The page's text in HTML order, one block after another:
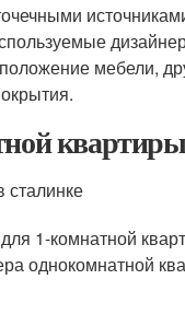
мебели,
1-комнатной
однокомнатной